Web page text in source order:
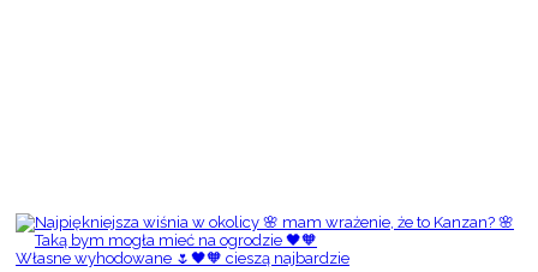
Własne wyhodowane 🌷🖤🧡 cieszą najbardzie